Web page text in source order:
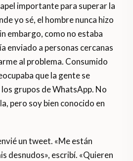
importante para superar la
yo sé, el hombre nunca hizo
embargo, como no estaba
enviado a personas cercanas
al problema. Consumido
que la gente se
grupos de WhatsApp. No
pero soy bien conocido en
un tweet. «Me están
desnudos», escribí. «Quieren